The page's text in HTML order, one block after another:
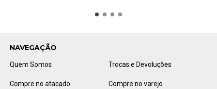
NAVEGAÇÃO
Quem Somos Trocas e Devoluções
Compre no atacado Compre no varejo